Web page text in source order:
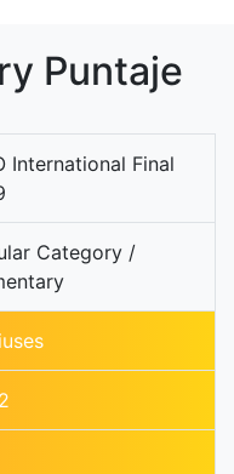
Puntaje
International Final
Category /